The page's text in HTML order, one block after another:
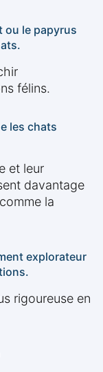
ou le papyrus
félins.
les chats
et leur
davantage
la
explorateur
rigoureuse en